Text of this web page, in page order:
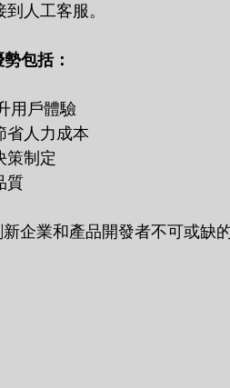
人工客服。
包括：
用戶體驗
省人力成本
策制定
質
企業和產品開發者不可或缺的